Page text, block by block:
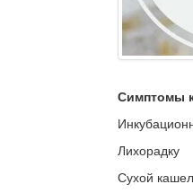
Симптомы
Лихорадку
Сухой